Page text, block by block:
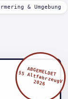
& Umgebung
ABGEMELDET
§5 AltfahrzeugV
2026